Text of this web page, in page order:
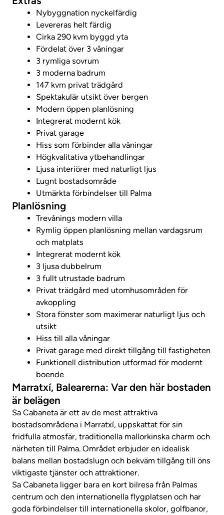
Nybyggnation nyckelfärdig
Levereras helt färdig
Cirka 290 kvm byggd yta
Fördelat över 3 våningar
3 rymliga sovrum
3 moderna badrum
147 kvm privat trädgård
Spektakulär utsikt över bergen
Modern öppen planlösning
Integrerat modernt kök
Privat garage
Hiss som förbinder alla våningar
Högkvalitativa ytbehandlingar
Ljusa interiörer med naturligt ljus
Lugnt bostadsområde
Utmärkta förbindelser till Palma
Planlösning
Trevånings modern villa
Rymlig öppen planlösning mellan vardagsrum
och matplats
Integrerat modernt kök
3 ljusa dubbelrum
3 fullt utrustade badrum
Privat trädgård med utomhusområden för
avkoppling
Stora fönster som maximerar naturligt ljus och
utsikt
Hiss till alla våningar
Privat garage med direkt tillgång till fastigheten
Funktionell distribution utformad för modernt
boende
Marratxí, Balearerna: Var den här bostaden
är belägen
Sa Cabaneta är ett av de mest attraktiva
bostadsområdena i Marratxí, uppskattat för sin
fridfulla atmosfär, traditionella mallorkinska charm och
närheten till Palma. Området erbjuder en idealisk
balans mellan bostadslugn och bekväm tillgång till öns
viktigaste tjänster och attraktioner.
Sa Cabaneta ligger bara en kort bilresa från Palmas
centrum och den internationella flygplatsen och har
goda förbindelser till internationella skolor, golfbanor,